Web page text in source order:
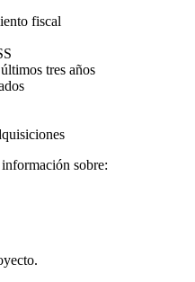
fiscal
tres años
sobre: